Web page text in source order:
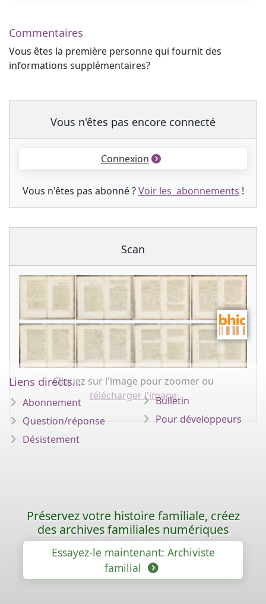
Commentaires
Vous êtes la première personne qui fournit des
informations supplémentaires?
Vous n'êtes pas encore connecté
Connexion
Vous n'êtes pas abonné ?Voir les abonnements !
Scan
Cliquez sur l'image pour zoomer ou
télécharger l'image
Liens directs...
Abonnement
Question/réponse
Désistement
Bulletin
Pour développeurs
Préservez votre histoire familiale, créez
des archives familiales numériques
Essayez-le maintenant: Archiviste
familial